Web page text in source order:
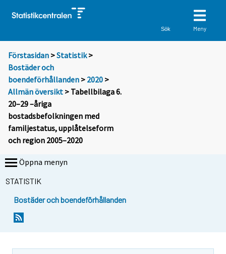
Sök Meny
Förstasidan >Statistik >
Bostäder och
boendeförhållanden > 2020 >
Allmän översikt > Tabellbilaga 6.
20–29 –åriga
bostadsbefolkningen med
familjestatus, upplåtelseform
och region 2005–2020
Öppna menyn
STATISTIK
Bostäder och boendeförhållanden